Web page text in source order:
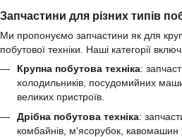
Запчастини для різних типів
Ми пропонуємо запчастини як для
побутової техніки. Наші категорії
Крупна побутова техніка:
холодильників, посудомийних
великих пристроїв.
Дрібна побутова техніка:
комбайнів, м'ясорубок, кавомашин